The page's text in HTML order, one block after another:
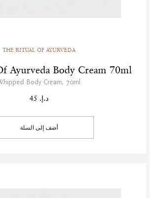
THE RITUAL OF AYURVEDA
Ayurveda Body Cream 70ml
Body Cream, 70ml
د.إ. 45
أضف إلى السلة